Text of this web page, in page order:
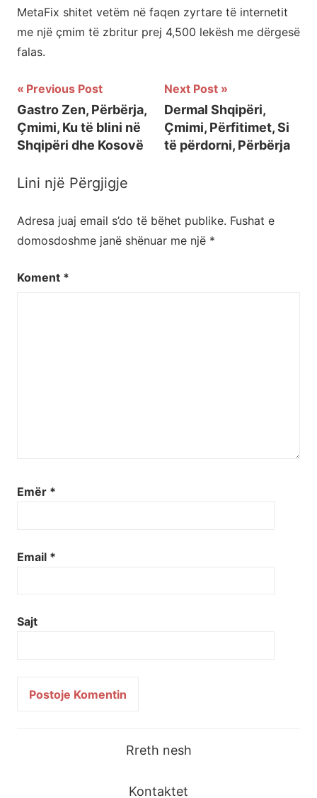
MetaFix shitet vetëm në faqen zyrtare të internetit
me një çmim të zbritur prej 4,500 lekësh me dërgesë
falas.
Lëvizje
te
Previous Post
Gastro Zen, Përbërja,
Çmimi, Ku të blini në
Shqipëri dhe Kosovë
Next Post
Dermal Shqipëri,
Çmimi, Përfitimet, Si
të përdorni, Përbërja
Lini një Përgjigje
Adresa juaj email s’do të bëhet publike. Fushat e
domosdoshme janë shënuar me një *
Koment *
Emër *
Email *
Sajt
Rreth nesh
Kontaktet